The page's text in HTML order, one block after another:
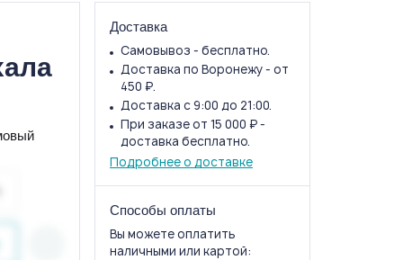
Доставка
Самовывоз - бесплатно.
Доставка по Воронежу - от
450 ₽.
Доставка с 9:00 до 21:00.
При заказе от 15 000 ₽ -
доставка бесплатно.
Подробнее о доставке
Способы оплаты
Вы можете оплатить
наличными или картой: